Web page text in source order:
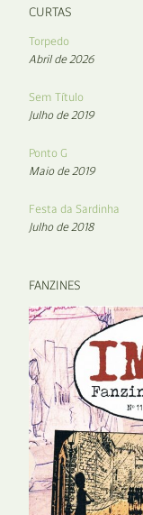
CURTAS
Torpedo
Abril de 2026
Sem Título
Julho de 2019
Ponto G
Maio de 2019
Festa da Sardinha
Julho de 2018
FANZINES